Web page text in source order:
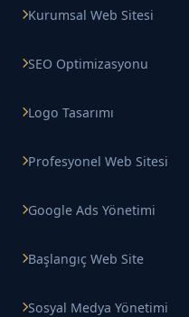
Kurumsal Web Sitesi
SEO Optimizasyonu
Logo Tasarımı
Profesyonel Web Sitesi
Google Ads Yönetimi
Başlangıç Web Site
Sosyal Medya Yönetimi